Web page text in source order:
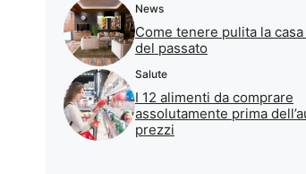
News
Come tenere pulita la
del passato
Salute
I 12 alimenti da comprare
assolutamente prima
prezzi